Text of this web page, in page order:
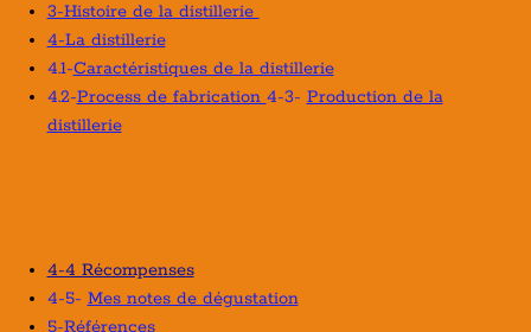
3-Histoire de la distillerie
4-La distillerie
4.1-Caractéristiques de la distillerie
4.2-Process de fabrication 4-3- Production de la
distillerie
4-4 Récompenses
4-5- Mes notes de dégustation
5-Références